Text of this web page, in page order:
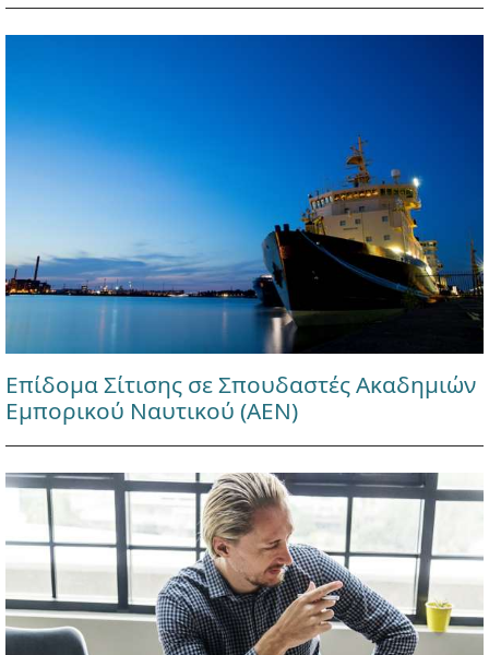
Επίδομα Σίτισης σε Σπουδαστές Ακαδημιών
Εμπορικού Ναυτικού (ΑΕΝ)